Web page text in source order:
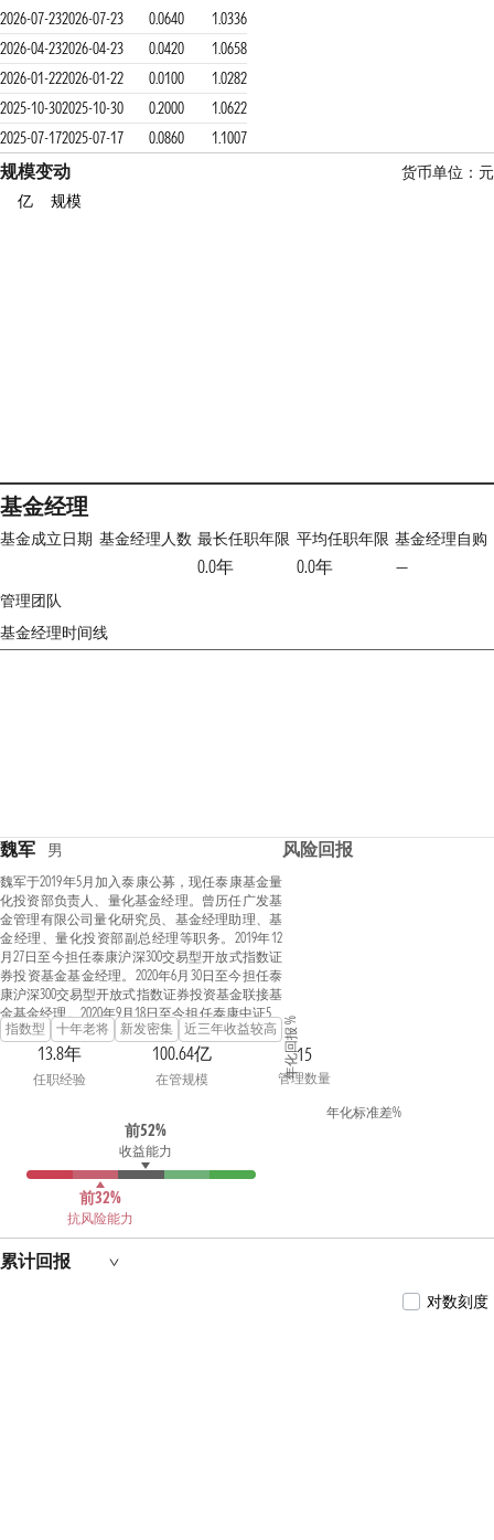
2026-07-232026-07-23 0.0640
1.0336
2026-04-232026-04-23 0.0420
1.0658
2026-01-222026-01-22 0.0100
1.0282
2025-10-302025-10-30 0.2000
1.0622
2025-07-172025-07-17 0.0860 1.1007
规模变动
货币单位：元
亿
规模
基金经理
基金成立日期 基金经理人数 最长任职年限
0.0年
平均任职年限
0.0年
基金经理自购
—
管理团队
基金经理时间线
魏军 男
魏军于2019年5月加入泰康公募，现任泰康基金量
化投资部负责人、量化基金经理。曾历任广发基
金管理有限公司量化研究员、基金经理助理、基
金经理、量化投资部副总经理等职务。2019年12
月27日至今担任泰康沪深300交易型开放式指数证
券投资基金基金经理。2020年6月30日至今担任泰
康沪深300交易型开放式指数证券投资基金联接基
金基金经理。2020年9月18日至今担任泰康中证500
交易型开放式指数证券投资基金基金经理。2021
年7月7日至今担任泰康中证智能电动汽车交易型
开放式指数证券投资基金基金经理。2021年8月27
日至今担任泰康中证内地低碳经济主题交易型开
至今担任泰康国证公共卫生与医疗健康交易型开
放式指数证券投资基金基金经理。2022年8月1日
至今担任泰康中证500交易型开放式指数证券投资
基金联接基金基金经理。2022年9月27日至2023年2
月17日担任泰康中证新能源动力电池指数型证券
投资基金基金经理。2023年6月14日至今担任泰康
中证科创创业50指数型发起式证券投资基金基金
经理。2023年8月17日至今担任泰康中证500指数增
强型发起式证券投资基金基金经理。2023年10月26
指数型 十年老将 新发密集 近三年收益较高
13.8年
任职经验
100.64亿
在管规模
15
管理数量
前52%
收益能力
前32%
抗风险能力
风险回报
年化回报 %
年化标准差%
累计回报
对数刻度